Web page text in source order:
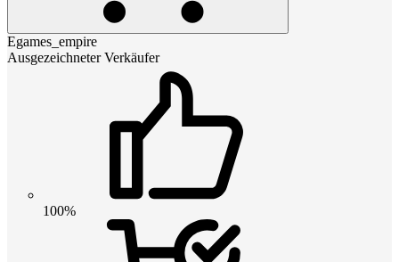
Egames_empire
Ausgezeichneter Verkäufer
100%